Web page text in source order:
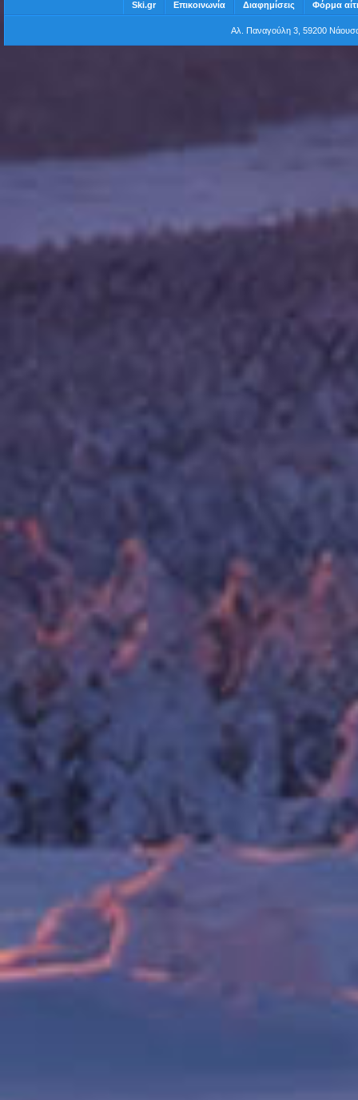
Ski.gr Επικοινωνία Διαφημίσεις Φόρμα
Αλ. Παναγούλη 3, 59200